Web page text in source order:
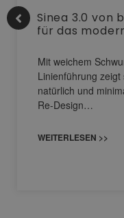
Sinea 3.0 von
für das
Mit weichem
Linienführung
natürlich und
Re-Design…
WEITERLESEN >>